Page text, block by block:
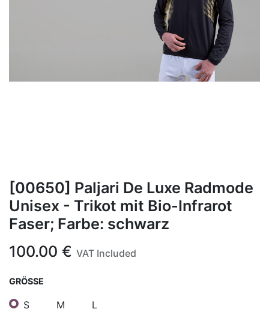
[00650] Paljari De Luxe Radmode
Unisex - Trikot mit Bio-Infrarot
Faser; Farbe: schwarz
100.00 € VAT Included
GRÖSSE
S M L